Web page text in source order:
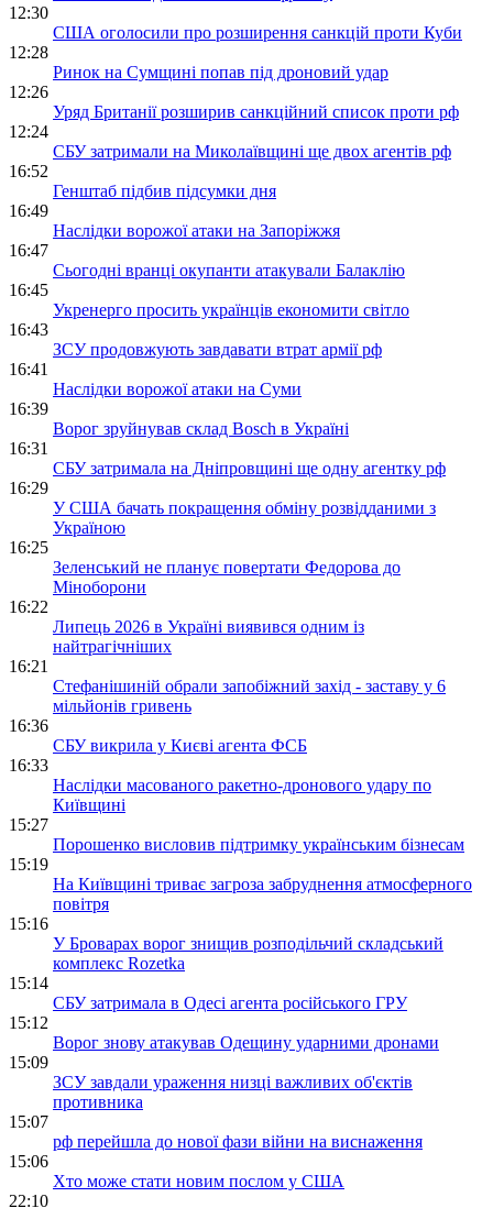
12:30
США оголосили про розширення санкцій проти Куби
12:28
Ринок на Сумщині попав під дроновий удар
12:26
Уряд Британії розширив санкційний список проти рф
12:24
СБУ затримали на Миколаївщині ще двох агентів рф
16:52
Генштаб підбив підсумки дня
16:49
Наслідки ворожої атаки на Запоріжжя
16:47
Сьогодні вранці окупанти атакували Балаклію
16:45
Укренерго просить українців економити світло
16:43
ЗСУ продовжують завдавати втрат армії рф
16:41
Наслідки ворожої атаки на Суми
16:39
Ворог зруйнував склад Bosch в Україні
16:31
СБУ затримала на Дніпровщині ще одну агентку рф
16:29
У США бачать покращення обміну розвідданими з
Україною
16:25
Зеленський не планує повертати Федорова до
Міноборони
16:22
Липець 2026 в Україні виявився одним із
найтрагічніших
16:21
Стефанішиній обрали запобіжний захід - заставу у 6
мільйонів гривень
16:36
СБУ викрила у Києві агента ФСБ
16:33
Наслідки масованого ракетно-дронового удару по
Київщині
15:27
Порошенко висловив підтримку українським бізнесам
15:19
На Київщині триває загроза забруднення атмосферного
повітря
15:16
У Броварах ворог знищив розподільчий складський
комплекс Rozetka
15:14
СБУ затримала в Одесі агента російського ГРУ
15:12
Ворог знову атакував Одещину ударними дронами
15:09
ЗСУ завдали ураження низці важливих об'єктів
противника
15:07
рф перейшла до нової фази війни на виснаження
15:06
Хто може стати новим послом у США
22:10